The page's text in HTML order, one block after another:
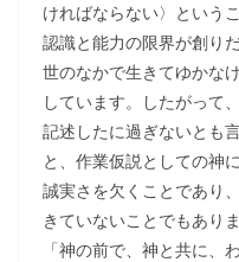
ければならない〉という
認識と能力の限界が創り
世のなかで生きてゆかな
しています。したがって
記述したに過ぎないとも
と、作業仮説としての神
誠実さを欠くことであり
きていないことでもあり
「神の前で、神と共に、